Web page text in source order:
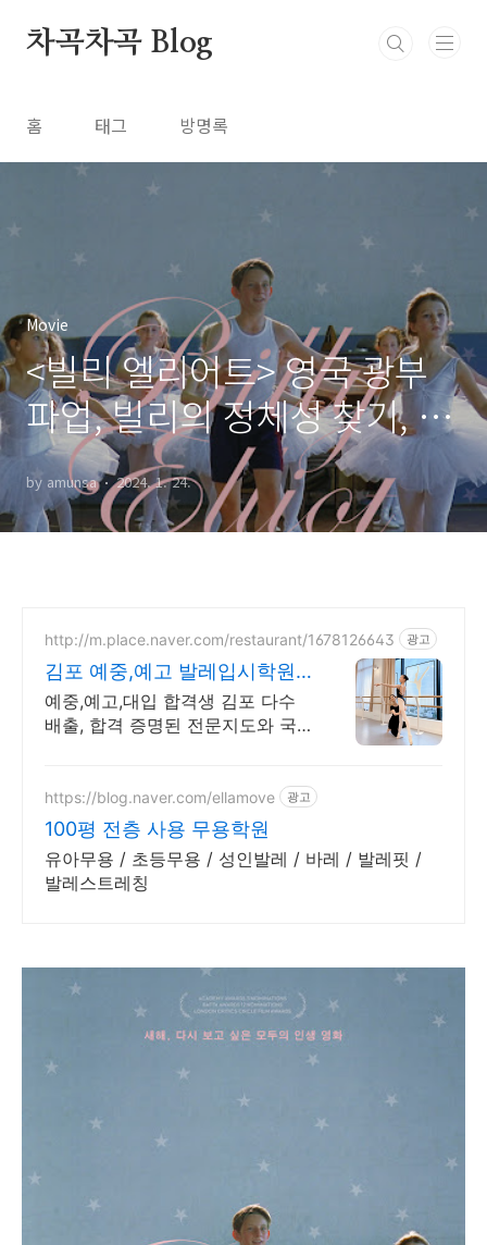
차곡차곡 Blog
홈 태그 방명록
Movie
<빌리 엘리어트> 영국 광부
파업, 빌리의 정체성 찾기, 아
이들의 순수함
by amunsa 2024. 1. 24.
http://m.place.naver.com/restaurant/1678126643 광고
김포 예중,예고 발레입시학원
합격생 다수 배출
예중,예고,대입 합격생 김포 다수
배출, 합격 증명된 전문지도와 국
첫발레
https://blog.naver.com/ellamove 광고
100평 전층 사용 무용학원
유아무용 / 초등무용 / 성인발레 / 바레 / 발레핏 /
발레스트레칭